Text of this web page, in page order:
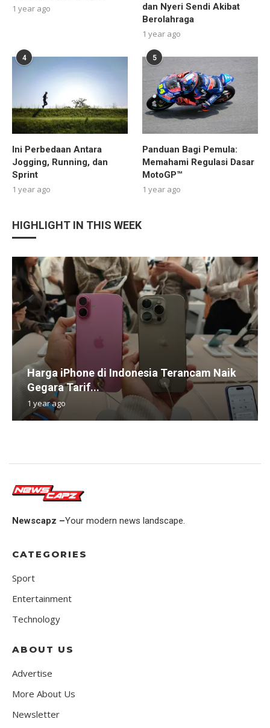
1 year ago
dan Nyeri Sendi Akibat
Berolahraga
1 year ago
4
Ini Perbedaan Antara
Jogging, Running, dan
Sprint
1 year ago
5
Panduan Bagi Pemula:
Memahami Regulasi Dasar
MotoGP™
1 year ago
HIGHLIGHT IN THIS WEEK
Harga iPhone di Indonesia Terancam Naik
Gegara Tarif...
1 year ago
Newscapz –Your modern news landscape.
CATEGORIES
Sport
Entertainment
Technology
ABOUT US
Advertise
More About Us
Newsletter